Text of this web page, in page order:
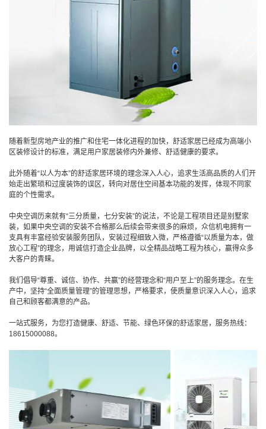
随着新型房地产业的推广和住宅一体化进程的加快，舒适家居已经成为高端小
区装修设计的标准，满足用户家居装修内外兼修、舒适健康的要求。
此外随着“以人为本”的舒适家居环境的理念深入人心，追求生活高品质的人们开
始走出繁琐和过度装饰的误区，转向对居住空间基本功能的发挥，体现不同家
庭的个性需求。
中央空调历来就有“三分质量，七分安装”的说法，不论是工程项目还是别墅家
装，如果中央空调的安装不合格那么后续会带来很多的麻烦，众信机电拥有一
支具有丰富经验安装服务团队，安装过程细致入微，严格遵循“以质量为本，做
放心工程”的理念，用诚信打造企业品牌，以全精品战略工程为核心，赢得众多
大客户的青睐。
我们倡导“尊重、诚信、协作、共赢”的经营理念和“用户至上”的服务理念。在生
产中，坚持“全面质量管理”的管理思想，严格要求，使质量意识深入人心，追求
自己和顾客都满意的产品。
一站式服务，为您打造健康、舒适、节能、绿色环保的舒适家居，服务热线：
18615000088。